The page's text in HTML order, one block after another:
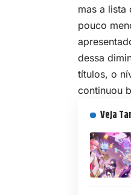
mas a lista
pouco
dessa
títulos, o
continuou
Veja